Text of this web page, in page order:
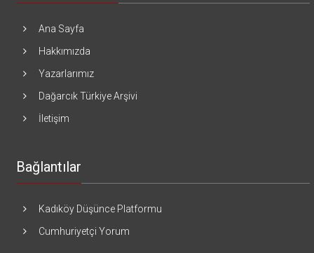
Ana Sayfa
Hakkımızda
Yazarlarımız
Dağarcık Türkiye Arşivi
İletişim
Bağlantılar
Kadıköy Düşünce Platformu
Cumhuriyetçi Yorum